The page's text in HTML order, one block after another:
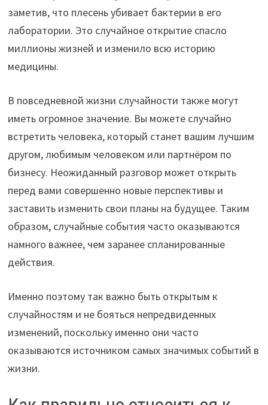
заметив, что плесень убивает бактерии в его
лаборатории. Это случайное открытие спасло
миллионы жизней и изменило всю историю
медицины.
В повседневной жизни случайности также могут
иметь огромное значение. Вы можете случайно
встретить человека, который станет вашим лучшим
другом, любимым человеком или партнёром по
бизнесу. Неожиданный разговор может открыть
перед вами совершенно новые перспективы и
заставить изменить свои планы на будущее. Таким
образом, случайные события часто оказываются
намного важнее, чем заранее спланированные
действия.
Именно поэтому так важно быть открытым к
случайностям и не бояться непредвиденных
изменений, поскольку именно они часто
оказываются источником самых значимых событий в
жизни.